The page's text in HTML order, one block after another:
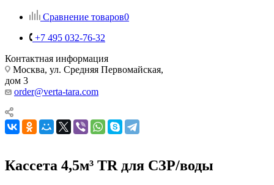
Сравнение товаров0
+7 495 032-76-32
Контактная информация
Москва, ул. Средняя Первомайская,
дом 3
order@verta-tara.com
Кассета 4,5м³ TR для СЗР/воды